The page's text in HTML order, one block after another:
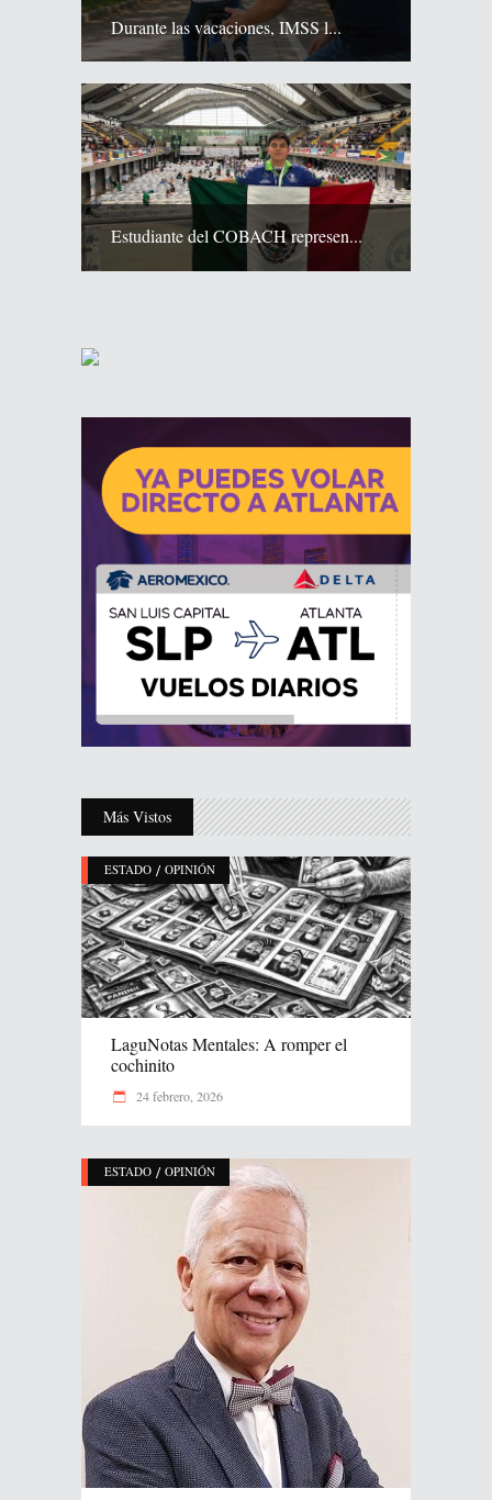
Durante las vacaciones, IMSS l...
Estudiante del COBACH represen...
Más Vistos
ESTADO / OPINIÓN
LaguNotas Mentales: A romper el
cochinito
24 febrero, 2026
ESTADO / OPINIÓN